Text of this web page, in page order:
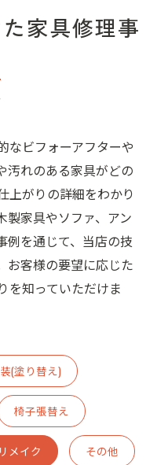
家具修理事
なビフォーアフターや
汚れのある家具がどの
上がりの詳細をわかり
製家具やソファ、アン
例を通じて、当店の技
お客様の要望に応じた
を知っていただけま
(塗り替え)
椅子張替え
メイク その他